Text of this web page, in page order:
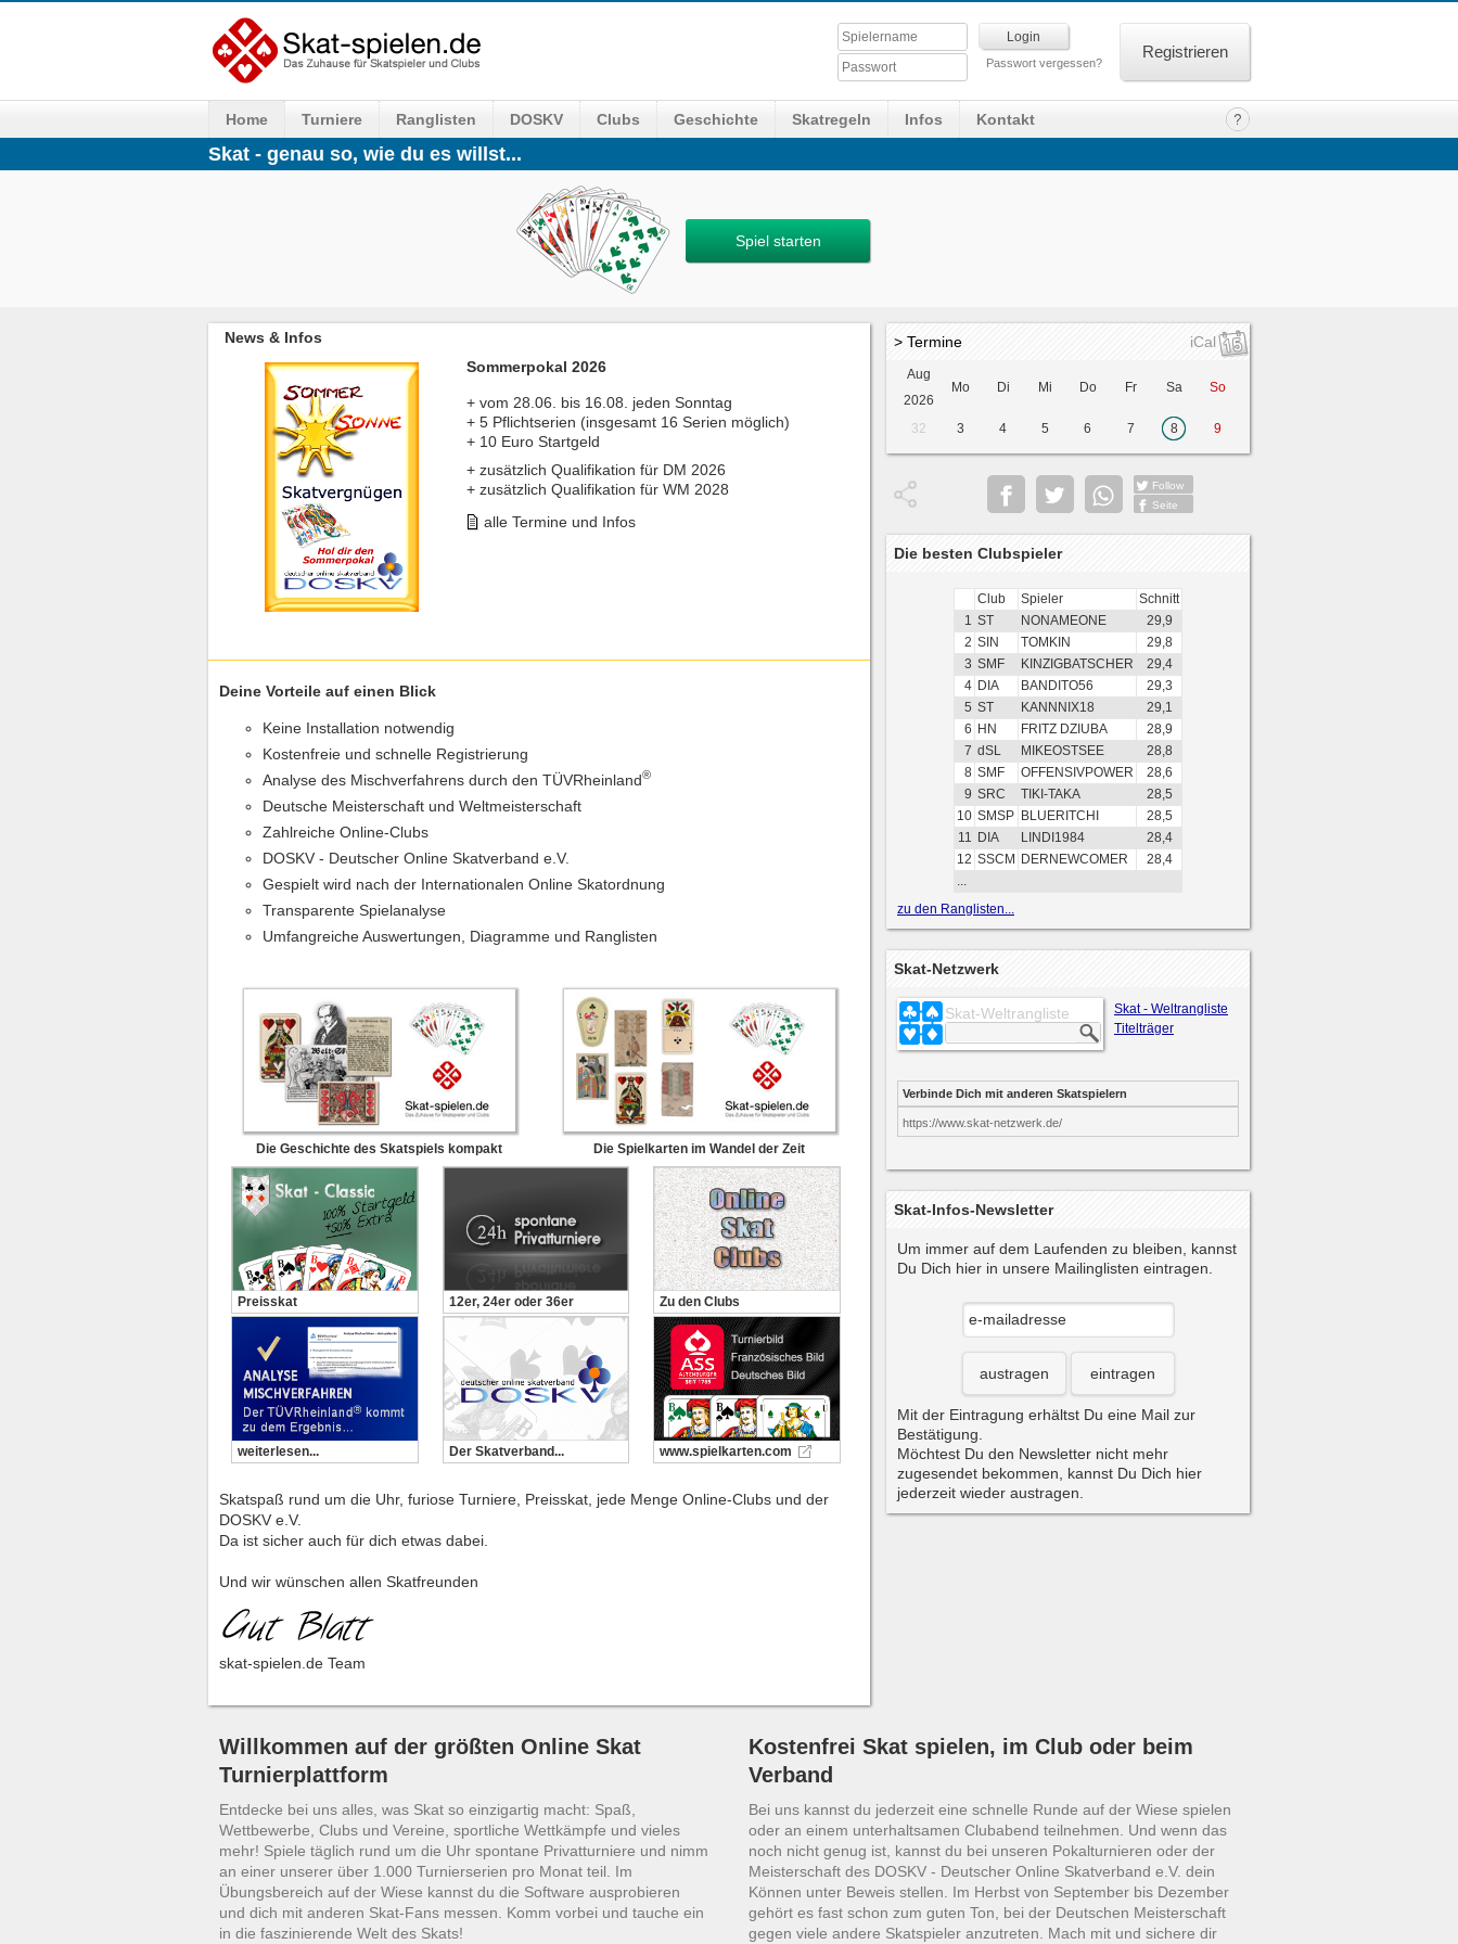
Passwort vergessen?
Registrieren
Home Turniere Ranglisten DOSKV Clubs Geschichte Skatregeln Infos Kontakt
Skat - genau so, wie du es willst...
Spiel starten
News & Infos
Sommerpokal 2026
+ vom 28.06. bis 16.08. jeden Sonntag
+ 5 Pflichtserien (insgesamt 16 Serien möglich)
+ 10 Euro Startgeld
+ zusätzlich Qualifikation für DM 2026
+ zusätzlich Qualifikation für WM 2028
alle Termine und Infos
Deine Vorteile auf einen Blick
Keine Installation notwendig
Kostenfreie und schnelle Registrierung
Analyse des Mischverfahrens durch den TÜVRheinland®
Deutsche Meisterschaft und Weltmeisterschaft
Zahlreiche Online-Clubs
DOSKV - Deutscher Online Skatverband e.V.
Gespielt wird nach der Internationalen Online Skatordnung
Transparente Spielanalyse
Umfangreiche Auswertungen, Diagramme und Ranglisten
Die Geschichte des Skatspiels kompakt Die Spielkarten im Wandel der Zeit
Preisskat 12er, 24er oder 36er Zu den Clubs
weiterlesen... Der Skatverband... www.spielkarten.com
Skatspaß rund um die Uhr, furiose Turniere, Preisskat, jede Menge Online-Clubs und der
DOSKV e.V.
Da ist sicher auch für dich etwas dabei.
Und wir wünschen allen Skatfreunden
skat-spielen.de Team
> Termine iCal
Aug
2026
Mo Di Mi Do Fr Sa So
32 3 4 5 6 7 8 9
Follow
Seite
Die besten Clubspieler
Club Spieler
Schnitt
1 ST NONAMEONE
29,9
2 SIN TOMKIN
29,8
3 SMF KINZIGBATSCHER
29,4
4 DIA BANDITO56
29,3
5 ST KANNNIX18
29,1
6 HN FRITZ DZIUBA
28,9
7 dSL MIKEOSTSEE
28,8
8 SMF OFFENSIVPOWER
28,6
9 SRC TIKI-TAKA
28,5
10 SMSP BLUERITCHI
28,5
11 DIA LINDI1984
28,4
12 SSCM DERNEWCOMER
28,4
...
zu den Ranglisten...
Skat-Netzwerk
Skat-Weltrangliste
Skat - Weltrangliste
Titelträger
Verbinde Dich mit anderen Skatspielern
https://www.skat-netzwerk.de/
Skat-Infos-Newsletter
Um immer auf dem Laufenden zu bleiben, kannst
Du Dich hier in unsere Mailinglisten eintragen.
austragen eintragen
Mit der Eintragung erhältst Du eine Mail zur
Bestätigung.
Möchtest Du den Newsletter nicht mehr
zugesendet bekommen, kannst Du Dich hier
jederzeit wieder austragen.
Willkommen auf der größten Online Skat
Turnierplattform
Entdecke bei uns alles, was Skat so einzigartig macht: Spaß,
Wettbewerbe, Clubs und Vereine, sportliche Wettkämpfe und vieles
mehr! Spiele täglich rund um die Uhr spontane Privatturniere und nimm
an einer unserer über 1.000 Turnierserien pro Monat teil. Im
Übungsbereich auf der Wiese kannst du die Software ausprobieren
und dich mit anderen Skat-Fans messen. Komm vorbei und tauche ein
in die faszinierende Welt des Skats!
Kostenfrei Skat spielen, im Club oder beim
Verband
Bei uns kannst du jederzeit eine schnelle Runde auf der Wiese spielen
oder an einem unterhaltsamen Clubabend teilnehmen. Und wenn das
noch nicht genug ist, kannst du bei unseren Pokalturnieren oder der
Meisterschaft des DOSKV - Deutscher Online Skatverband e.V. dein
Können unter Beweis stellen. Im Herbst von September bis Dezember
gehört es fast schon zum guten Ton, bei der Deutschen Meisterschaft
gegen viele andere Skatspieler anzutreten. Mach mit und sichere dir